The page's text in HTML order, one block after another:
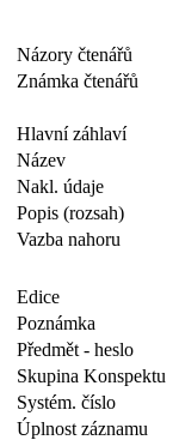
Názory čtenářů
Známka čtenářů
Hlavní záhlaví
Název
Nakl. údaje
Popis (rozsah)
Vazba nahoru
Edice
Poznámka
Předmět - heslo
Skupina Konspektu
Systém. číslo
Úplnost záznamu